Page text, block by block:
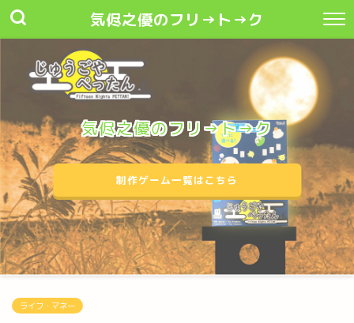
気侭之優のフリ→ト→ク
気侭之優のフリ→ト→ク
制作ゲーム一覧はこちら
ライフ・マネー